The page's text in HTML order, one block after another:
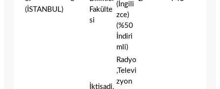
(İSTANBUL)
Fakülte
si
(İngili
zce)
(%50
İndiri
mli)
İktisadi,
Radyo
,Televi
zyon